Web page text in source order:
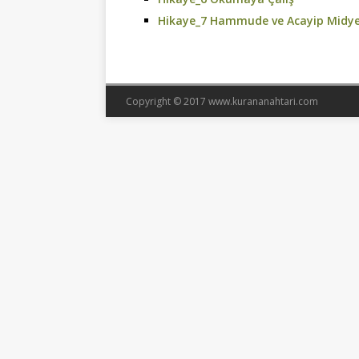
Hikaye_7 Hammude ve Acayip
Copyright © 2017 www.kurananahtari.com